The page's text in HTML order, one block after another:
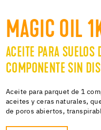
MAGIC OIL
ACEITE PARA SUELOS
COMPONENTE SIN
Aceite para parquet de 1
aceites y ceras naturales,
de poros abiertos,